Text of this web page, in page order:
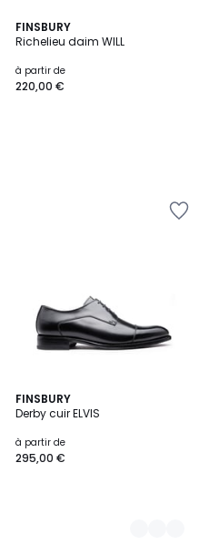
FINSBURY
Richelieu daim WILL
à partir de
220,00 €
FINSBURY
Derby cuir ELVIS
à partir de
295,00 €
2
Couleurs